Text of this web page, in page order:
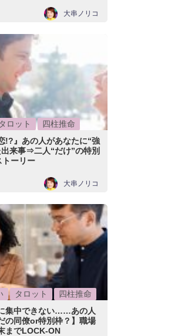
大串ノリコ
タロット
四柱推命
!?』あの人があなたに“強
来事⇒二人“だけ”の特別
ーリー
大串ノリコ
タロット
四柱推命
集中できない……あの人
の同僚or特別枠？】職場
までLOCK-ON